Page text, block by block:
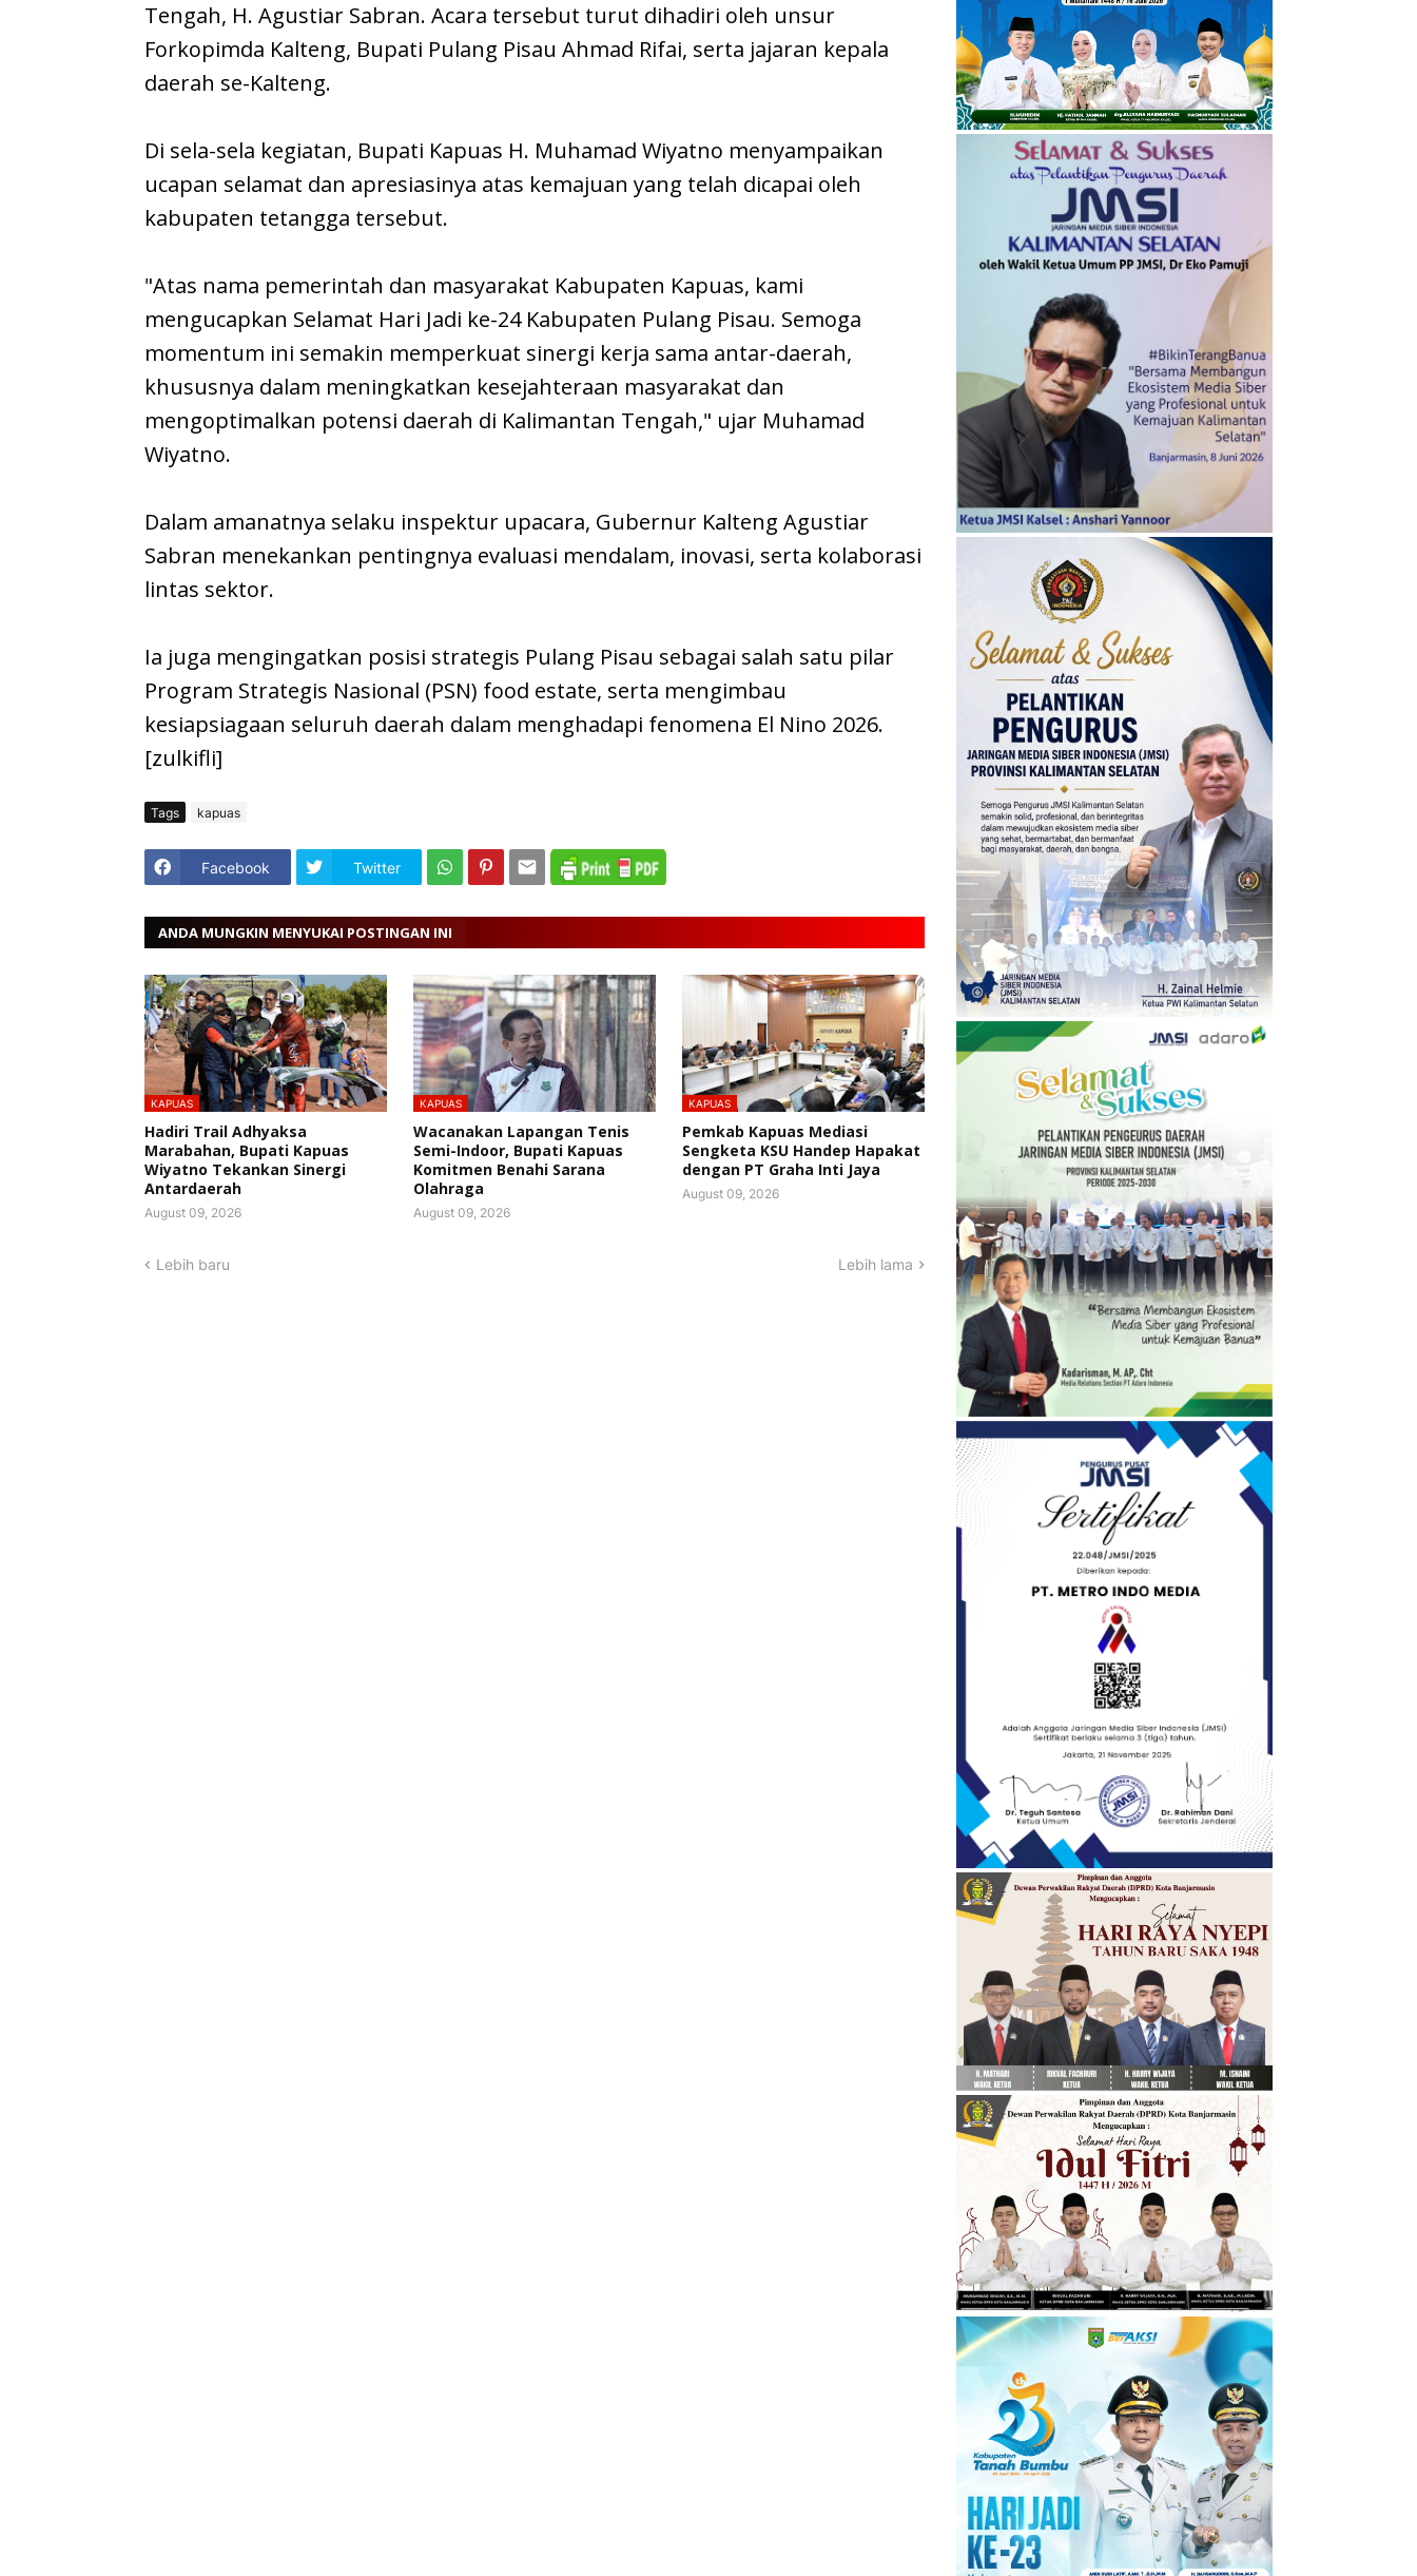
Tengah, H. Agustiar Sabran. Acara tersebut turut dihadiri oleh unsur
Forkopimda Kalteng, Bupati Pulang Pisau Ahmad Rifai, serta jajaran kepala
daerah se-Kalteng.
​Di sela-sela kegiatan, Bupati Kapuas H. Muhamad Wiyatno menyampaikan
ucapan selamat dan apresiasinya atas kemajuan yang telah dicapai oleh
kabupaten tetangga tersebut.
​"Atas nama pemerintah dan masyarakat Kabupaten Kapuas, kami
mengucapkan Selamat Hari Jadi ke-24 Kabupaten Pulang Pisau. Semoga
momentum ini semakin memperkuat sinergi kerja sama antar-daerah,
khususnya dalam meningkatkan kesejahteraan masyarakat dan
mengoptimalkan potensi daerah di Kalimantan Tengah," ujar Muhamad
Wiyatno.
​Dalam amanatnya selaku inspektur upacara, Gubernur Kalteng Agustiar
Sabran menekankan pentingnya evaluasi mendalam, inovasi, serta kolaborasi
lintas sektor.
Ia juga mengingatkan posisi strategis Pulang Pisau sebagai salah satu pilar
Program Strategis Nasional (PSN) food estate, serta mengimbau
kesiapsiagaan seluruh daerah dalam menghadapi fenomena El Nino 2026.
[zulkifli]
Tags kapuas
Facebook Twitter
ANDA MUNGKIN MENYUKAI POSTINGAN INI
KAPUAS
Hadiri Trail Adhyaksa
Marabahan, Bupati Kapuas
Wiyatno Tekankan Sinergi
Antardaerah
August 09, 2026
KAPUAS
Wacanakan Lapangan Tenis
Semi-Indoor, Bupati Kapuas
Komitmen Benahi Sarana
Olahraga
August 09, 2026
KAPUAS
Pemkab Kapuas Mediasi
Sengketa KSU Handep Hapakat
dengan PT Graha Inti Jaya
August 09, 2026
Lebih baru Lebih lama